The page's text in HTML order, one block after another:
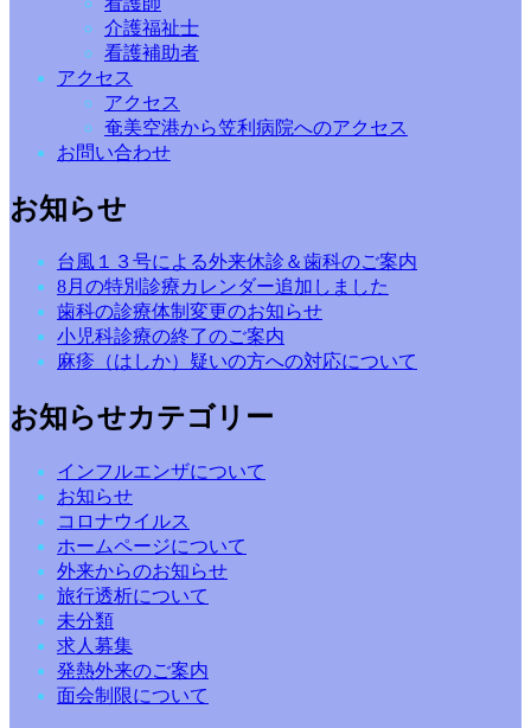
介護福祉士
看護補助者
アクセス
アクセス
奄美空港から笠利病院へのアクセス
お問い合わせ
お知らせ
台風１３号による外来休診＆歯科のご案内
8月の特別診療カレンダー追加しました
歯科の診療体制変更のお知らせ
小児科診療の終了のご案内
麻疹（はしか）疑いの方への対応について
お知らせカテゴリー
インフルエンザについて
お知らせ
コロナウイルス
ホームページについて
外来からのお知らせ
旅行透析について
未分類
求人募集
発熱外来のご案内
面会制限について